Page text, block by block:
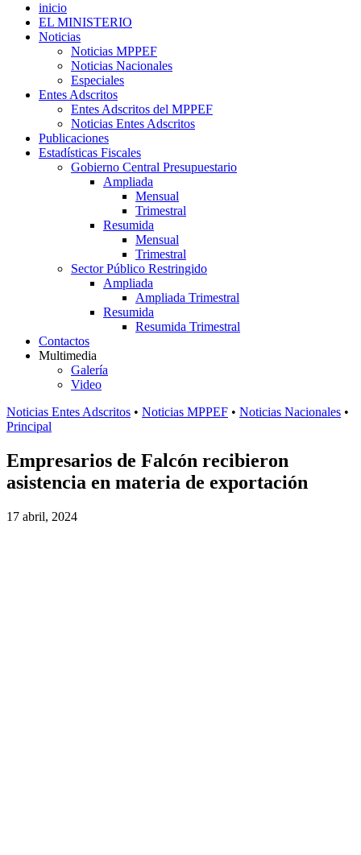
inicio
EL MINISTERIO
Noticias
Noticias MPPEF
Noticias Nacionales
Especiales
Entes Adscritos
Entes Adscritos del MPPEF
Noticias Entes Adscritos
Publicaciones
Estadísticas Fiscales
Gobierno Central Presupuestario
Ampliada
Mensual
Trimestral
Resumida
Mensual
Trimestral
Sector Público Restringido
Ampliada
Ampliada Trimestral
Resumida
Resumida Trimestral
Contactos
Multimedia
Galería
Video
Noticias Entes Adscritos • Noticias MPPEF • Noticias Nacionales •
Principal
Empresarios de Falcón recibieron
asistencia en materia de exportación
17 abril, 2024